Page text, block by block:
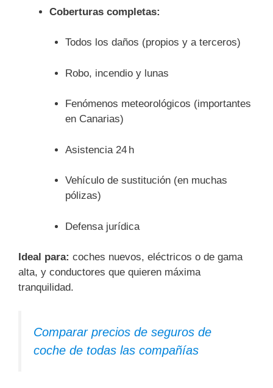
Coberturas completas:
Todos los daños (propios y a terceros)
Robo, incendio y lunas
Fenómenos meteorológicos (importantes
en Canarias)
Asistencia 24 h
Vehículo de sustitución (en muchas
pólizas)
Defensa jurídica
Ideal para: coches nuevos, eléctricos o de gama
alta, y conductores que quieren máxima
tranquilidad.
Comparar precios de seguros de
coche de todas las compañías